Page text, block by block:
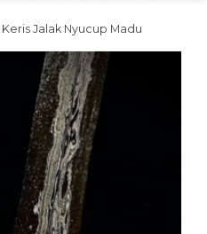
Keris Jalak Nyucup Madu